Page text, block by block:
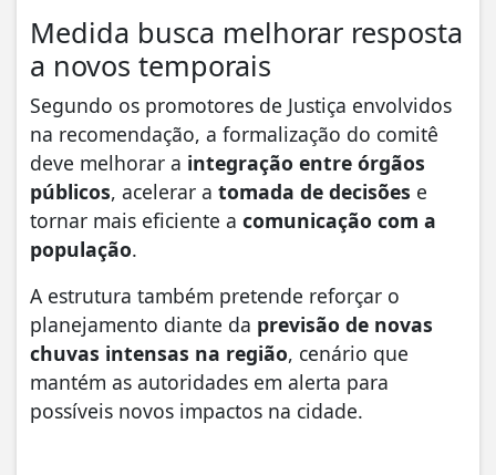
Medida busca melhorar resposta
a novos temporais
Segundo os promotores de Justiça envolvidos
na recomendação, a formalização do comitê
deve melhorar a integração entre órgãos
públicos, acelerar a tomada de decisões e
tornar mais eficiente a comunicação com a
população.
A estrutura também pretende reforçar o
planejamento diante da previsão de novas
chuvas intensas na região, cenário que
mantém as autoridades em alerta para
possíveis novos impactos na cidade.